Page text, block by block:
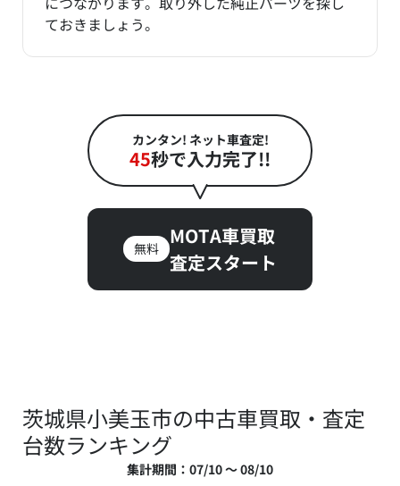
ておきましょう。
カンタン! ネット車査定!
45秒で入力完了!!
無料
MOTA車買取
査定スタート
茨城県小美玉市の中古車買取・査定
台数ランキング
集計期間：07/10 ～ 08/10